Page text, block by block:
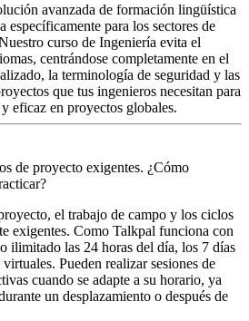
avanzada de formación lingüística
específicamente para los sectores de
curso de Ingeniería evita el
centrándose completamente en el
la terminología de seguridad y las
que tus ingenieros necesitan para
eficaz en proyectos globales.
de proyecto exigentes. ¿Cómo
el trabajo de campo y los ciclos
exigentes. Como Talkpal funciona con
ilimitado las 24 horas del día, los 7 días
Pueden realizar sesiones de
cuando se adapte a su horario, ya
un desplazamiento o después de